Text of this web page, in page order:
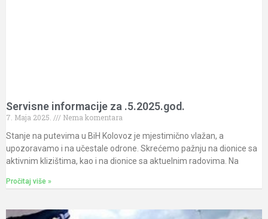
Servisne informacije za .5.2025.god.
7. Maja 2025.
Nema komentara
Stanje na putevima u BiH Kolovoz je mjestimično vlažan, a
upozoravamo i na učestale odrone. Skrećemo pažnju na dionice sa
aktivnim klizištima, kao i na dionice sa aktuelnim radovima. Na
Pročitaj više »